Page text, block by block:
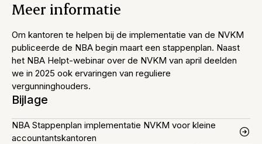
Meer informatie
Om kantoren te helpen bij de implementatie van de NVKM
publiceerde de NBA begin maart een stappenplan. Naast
het NBA Helpt-webinar over de NVKM van april deelden
we in 2025 ook ervaringen van reguliere
vergunninghouders.
Bijlage
NBA Stappenplan implementatie NVKM voor kleine
accountantskantoren